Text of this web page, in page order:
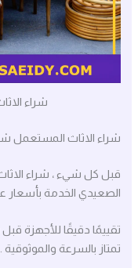
شراء
شراء الاثاث المستعمل
قبل كل شيء ، شراء
الصعيدي الخدمة بأسعار
تقييمًا دقيقًا للأجهزة
تمتاز بالسرعة والموثوقية .